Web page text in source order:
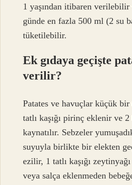
1 yaşından itibaren verilebilir
günde en fazla 500 ml (2 su
tüketilebilir.
Ek gıdaya geçişte
verilir?
Patates ve havuçlar küçük
tatlı kaşığı pirinç eklenir ve
kaynatılır. Sebzeler
suyuyla birlikte bir elekten
ezilir, 1 tatlı kaşığı
veya salça eklenmeden